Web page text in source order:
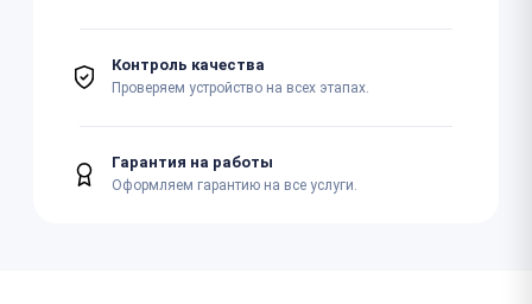
Контроль качества
Проверяем устройство на всех этапах.
Гарантия на работы
Оформляем гарантию на все услуги.